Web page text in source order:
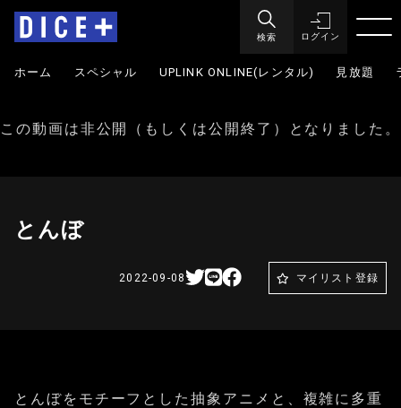
検索 ログイン
ホーム スペシャル UPLINK ONLINE(レンタル) 見放題
この動画は非公開（もしくは公開終了）となりました。
とんぼ
2022-09-08 マイリスト登録
とんぼをモチーフとした抽象アニメと、複雑に多重